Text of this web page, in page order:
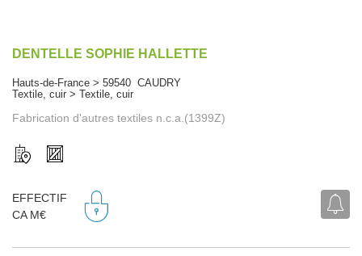
DENTELLE SOPHIE HALLETTE
Hauts-de-France > 59540 CAUDRY
Textile, cuir > Textile, cuir
Fabrication d'autres textiles n.c.a.(1399Z)
EFFECTIF
CA M€